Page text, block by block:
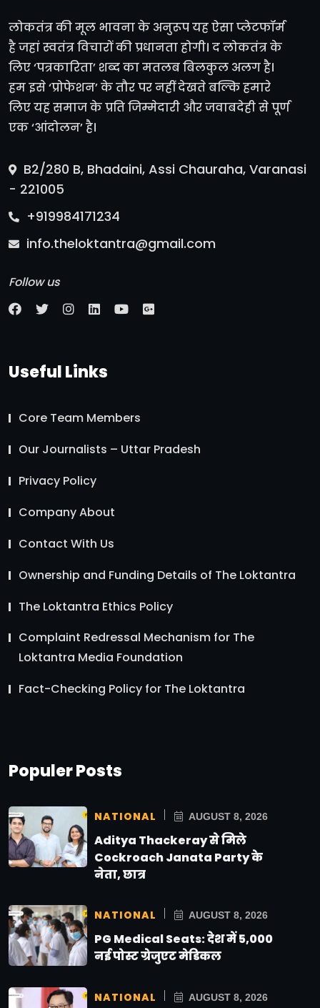
लोकतंत्र की मूल भावना के अनुरूप यह ऐसा प्लेटफॉर्म
है जहां स्वतंत्र विचारों की प्रधानता होगी। द लोकतंत्र के
लिए ‘पत्रकारिता’ शब्द का मतलब बिलकुल अलग है।
हम इसे ‘प्रोफेशन’ के तौर पर नहीं देखते बल्कि हमारे
लिए यह समाज के प्रति जिम्मेदारी और जवाबदेही से पूर्ण
एक ‘आंदोलन’ है।
B2/280 B, Bhadaini, Assi Chauraha, Varanasi
- 221005
+919984171234
info.theloktantra@gmail.com
Follow us
Useful Links
Core Team Members
Our Journalists – Uttar Pradesh
Privacy Policy
Company About
Contact With Us
Ownership and Funding Details of The Loktantra
The Loktantra Ethics Policy
Complaint Redressal Mechanism for The
Loktantra Media Foundation
Fact-Checking Policy for The Loktantra
Populer Posts
NATIONAL AUGUST 8, 2026
Aditya Thackeray से मिले
Cockroach Janata Party के
नेता, छात्र
NATIONAL AUGUST 8, 2026
PG Medical Seats: देश में 5,000
नई पोस्ट ग्रेजुएट मेडिकल
NATIONAL AUGUST 8, 2026